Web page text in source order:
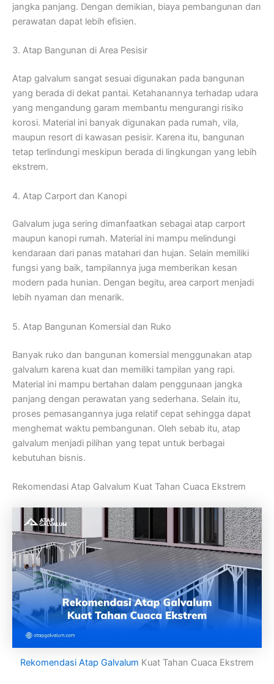
jangka panjang. Dengan demikian, biaya pembangunan dan
perawatan dapat lebih efisien.
3. Atap Bangunan di Area Pesisir
Atap galvalum sangat sesuai digunakan pada bangunan
yang berada di dekat pantai. Ketahanannya terhadap udara
yang mengandung garam membantu mengurangi risiko
korosi. Material ini banyak digunakan pada rumah, vila,
maupun resort di kawasan pesisir. Karena itu, bangunan
tetap terlindungi meskipun berada di lingkungan yang lebih
ekstrem.
4. Atap Carport dan Kanopi
Galvalum juga sering dimanfaatkan sebagai atap carport
maupun kanopi rumah. Material ini mampu melindungi
kendaraan dari panas matahari dan hujan. Selain memiliki
fungsi yang baik, tampilannya juga memberikan kesan
modern pada hunian. Dengan begitu, area carport menjadi
lebih nyaman dan menarik.
5. Atap Bangunan Komersial dan Ruko
Banyak ruko dan bangunan komersial menggunakan atap
galvalum karena kuat dan memiliki tampilan yang rapi.
Material ini mampu bertahan dalam penggunaan jangka
panjang dengan perawatan yang sederhana. Selain itu,
proses pemasangannya juga relatif cepat sehingga dapat
menghemat waktu pembangunan. Oleh sebab itu, atap
galvalum menjadi pilihan yang tepat untuk berbagai
kebutuhan bisnis.
Rekomendasi Atap Galvalum Kuat Tahan Cuaca Ekstrem
Rekomendasi Atap Galvalum Kuat Tahan Cuaca Ekstrem